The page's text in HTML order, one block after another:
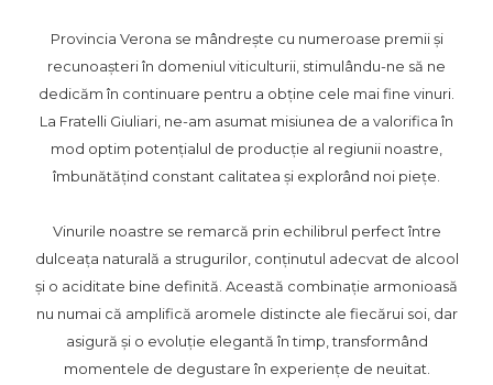
Provincia Verona se mândrește cu numeroase premii și
recunoașteri în domeniul viticulturii, stimulându-ne să ne
dedicăm în continuare pentru a obține cele mai fine vinuri.
La Fratelli Giuliari, ne-am asumat misiunea de a valorifica în
mod optim potențialul de producție al regiunii noastre,
îmbunătățind constant calitatea și explorând noi piețe.
Vinurile noastre se remarcă prin echilibrul perfect între
dulceața naturală a strugurilor, conținutul adecvat de alcool
și o aciditate bine definită. Această combinație armonioasă
nu numai că amplifică aromele distincte ale fiecărui soi, dar
asigură și o evoluție elegantă în timp, transformând
momentele de degustare în experiențe de neuitat.